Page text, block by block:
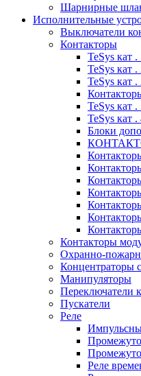
Шарнирные
Исполнительные
Выключатели
Контакторы
TeSys кат
TeSys кат
TeSys кат
TeSys кат
TeSys кат
Блоки
Контакторы
Охранно-
Концентраторы
Манипуляторы
Переключатели
Пускатели
Реле
Реле